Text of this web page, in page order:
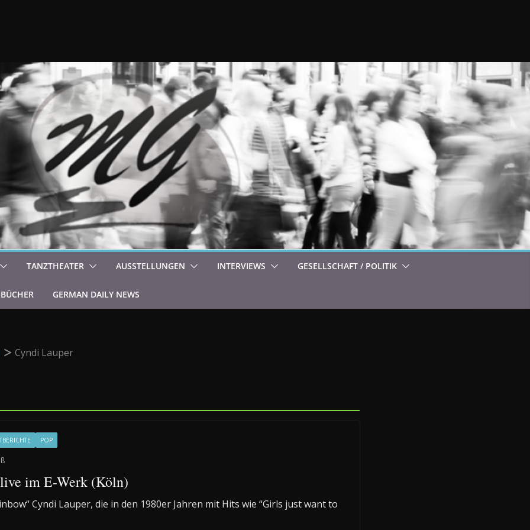
TANZTHEATER AUSSTELLUNGEN INTERVIEWS GESELLSCHAFT / POLITIK
BÜCHER GERMAN DAILY NEWS
Cyndi Lauper
POP
im E-Werk (Köln)
Cyndi Lauper, die in den 1980er Jahren mit Hits wie “Girls just want to